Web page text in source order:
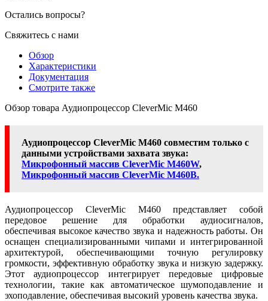
Остались вопросы?
Свяжитесь с нами
Обзор
Характеристики
Документация
Смотрите также
Обзор товара Аудиопроцессор CleverMic M460
Аудиопроцессор CleverMic M460 совместим только с
данными устройствами захвата звука:
Микрофонный массив CleverMic M460W,
Микрофонный массив CleverMic M460B.
Аудиопроцессор CleverMic M460 представляет собой
передовое решение для обработки аудиосигналов,
обеспечивая высокое качество звука и надежность работы. Он
оснащен специализированными чипами и интегрированной
архитектурой, обеспечивающими точную регулировку
громкости, эффективную обработку звука и низкую задержку.
Этот аудиопроцессор интегрирует передовые цифровые
технологии, такие как автоматическое шумоподавление и
эхоподавление, обеспечивая высокий уровень качества звука.